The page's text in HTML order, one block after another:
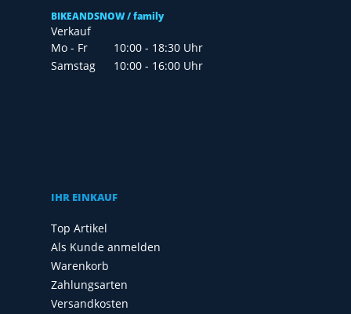
BIKEANDSNOW / family
Verkauf
Mo - Fr
10:00 - 18:30 Uhr
Samstag
10:00 - 16:00 Uhr
IHR EINKAUF
Top Artikel
Als Kunde anmelden
Warenkorb
Zahlungsarten
Versandkosten